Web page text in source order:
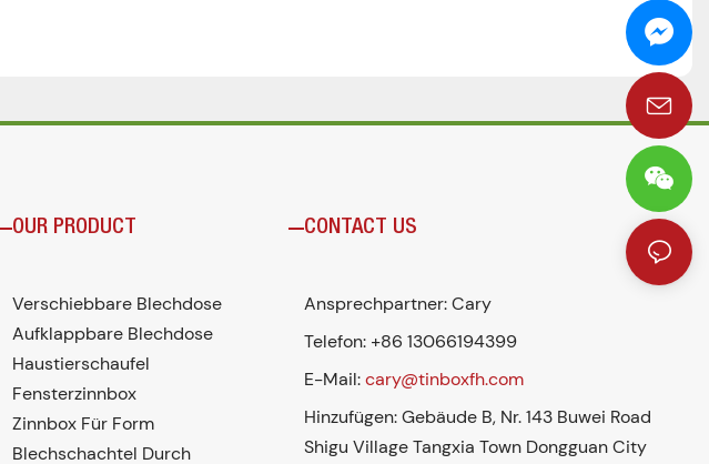
OUR PRODUCT
Verschiebbare Blechdose
Aufklappbare Blechdose
Haustierschaufel
Fensterzinnbox
Zinnbox Für Form
Blechschachtel Durch
CONTACT US
Ansprechpartner: Cary
Telefon: +86 13066194399
E-Mail:cary@tinboxfh.com
Hinzufügen: Gebäude B, Nr. 143 Buwei Road
Shigu Village Tangxia Town Dongguan City